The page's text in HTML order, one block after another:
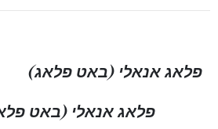
פלאג אנאלי (באט פלאג)
פלאג אנאלי (באט